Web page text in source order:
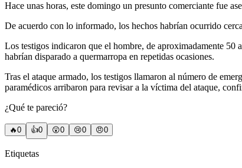
Hace unas horas, este domingo un presunto comerciante fue
De acuerdo con lo informado, los hechos habrían ocurrido
Los testigos indicaron que el hombre, de aproximadamente 50
habrían disparado a quermarropa en repetidas ocasiones.
Tras el ataque armado, los testigos llamaron al número de
paramédicos arribaron para revisar a la víctima del ataque,
¿Qué te pareció?
🔥0 👍0 😲0 😢0 😠0
Etiquetas